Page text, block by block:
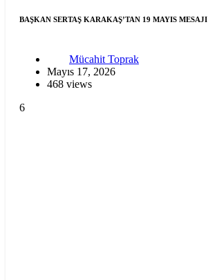
BAŞKAN SERTAŞ KARAKAŞ’TAN 19 MAYIS MESAJI
Mücahit Toprak
Mayıs 17, 2026
468 views
6